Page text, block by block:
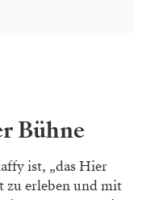
Bühne
ist, „das Hier
zu erleben und mit